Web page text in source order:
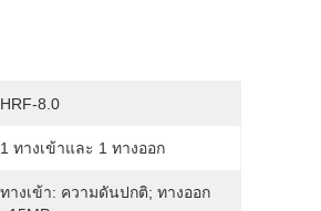
HRF-8.0
1 ทางเข้าและ 1 ทางออก
ทางเข้า: ความดันปกติ; ทางออก